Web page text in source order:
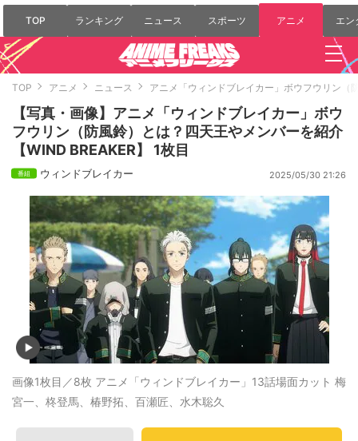
TOP ランキング ニュース スポーツ アニメ エン
TOP アニメ ニュース アニメ「ウィンドブレイカー」ボウフウリン（
【写真・画像】アニメ「ウィンドブレイカー」ボウ
フウリン（防風鈴）とは？四天王やメンバーを紹介
【WIND BREAKER】 1枚目
ウィンドブレイカー 2025/05/30 21:26
画像1枚目／8枚 アニメ「ウィンドブレイカー」13話場面カット 梅
宮一、柊登馬、椿野拓、百瀬匠、水木聡久